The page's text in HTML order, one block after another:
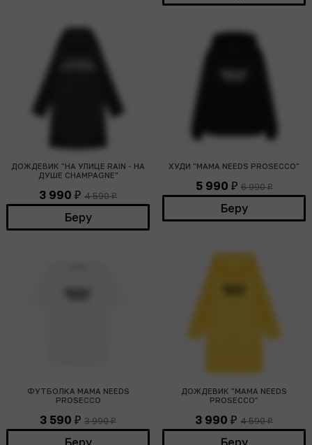
ДОЖДЕВИК "НА УЛИЦЕ RAIN - НА
ДУШЕ CHAMPAGNE"
3 990 ₽ 4 590₽
Беру
ХУДИ "MAMA NEEDS PROSECCO"
5 990 ₽ 6 990₽
Беру
ФУТБОЛКА MAMA NEEDS
PROSECCO
3 590 ₽ 3 990₽
Беру
ДОЖДЕВИК "MAMA NEEDS
PROSECCO"
3 990 ₽ 4 590₽
Беру